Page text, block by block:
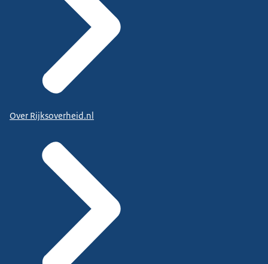
Over Rijksoverheid.nl